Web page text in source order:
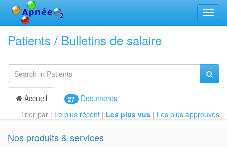
la
Patients / Bulletins de salaire
Accueil 27
Documents
Trier par : Le plus récent | Les plus vus | Les plus approuvés
Nos produits & services